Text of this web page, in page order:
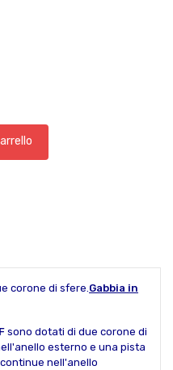
corone di sfere. Gabbia in
sono dotati di due corone di
esterno e una pista
nell'anello